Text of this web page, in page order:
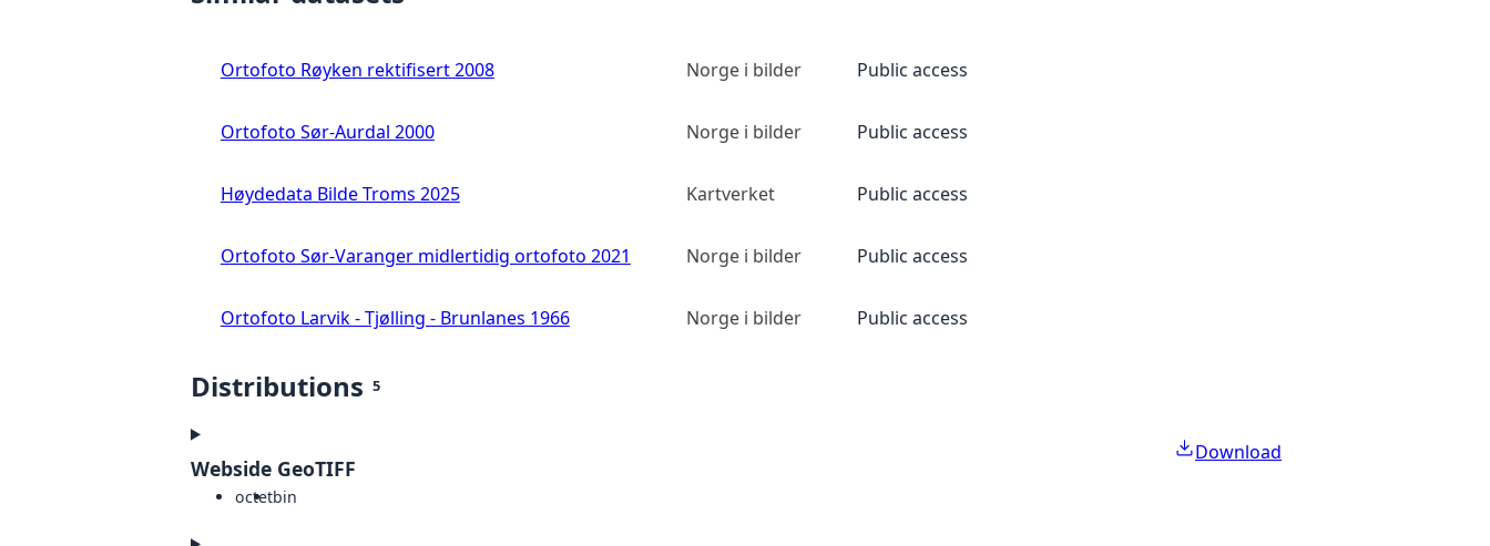
Ortofoto Røyken rektifisert 2008 Norge i bilder Public access
Ortofoto Sør-Aurdal 2000 Norge i bilder Public access
Høydedata Bilde Troms 2025 Kartverket Public access
Ortofoto Sør-Varanger midlertidig ortofoto 2021 Norge i bilder Public access
Ortofoto Larvik - Tjølling - Brunlanes 1966 Norge i bilder Public access
Distributions 5
Webside GeoTIFF
octetbin
Download